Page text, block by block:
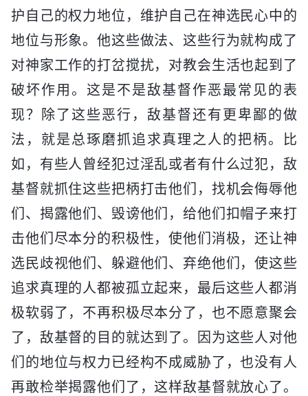
护自己的权力地位，维护自己在神选民心中的
地位与形象。他这些做法、这些行为就构成了
对神家工作的打岔搅扰，对教会生活也起到了
破坏作用。这是不是敌基督作恶最常见的表
现？除了这些恶行，敌基督还有更卑鄙的做
法，就是总琢磨抓追求真理之人的把柄。比
如，有些人曾经犯过淫乱或者有什么过犯，敌
基督就抓住这些把柄打击他们，找机会侮辱他
们、揭露他们、毁谤他们，给他们扣帽子来打
击他们尽本分的积极性，使他们消极，还让神
选民歧视他们、躲避他们、弃绝他们，使这些
追求真理的人都被孤立起来，最后这些人都消
极软弱了，不再积极尽本分了，也不愿意聚会
了，敌基督的目的就达到了。因为这些人对他
们的地位与权力已经构不成威胁了，也没有人
再敢检举揭露他们了，这样敌基督就放心了。